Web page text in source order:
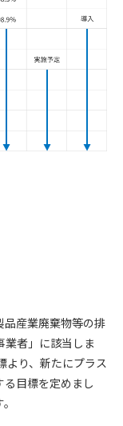
品産業廃棄物等の排
者」に該当しま
より、新たにプラス
目標を定めまし